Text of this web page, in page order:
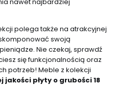
polega także na atrakcyjnej
swoją
Nie czekaj, sprawdź
się funkcjonalnością oraz
potrzeb! Meble z kolekcji
jakości płyty o grubości 18